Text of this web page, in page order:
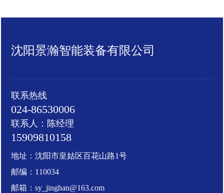
沈阳景瀚智能装备有限公司
联系热线
024-86530006
联系人：陈经理
15909810158
地址：沈阳市皇姑区百花山路1号
邮编：110034
邮箱：sy_jinghan@163.com